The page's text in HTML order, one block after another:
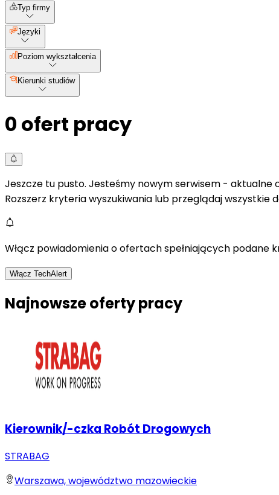
Typ firmy
Języki
Poziom wykształcenia
Kierunki studiów
0 ofert pracy
Jeszcze tu pusto. Jesteśmy nowym serwisem - aktualne
Rozszerz kryteria wyszukiwania lub przeglądaj wszystkie
Włącz powiadomienia o ofertach spełniających podane
Włącz TechAlert
Najnowsze oferty pracy
Kierownik/-czka Robót Drogowych
STRABAG
Warszawa, województwo mazowieckie